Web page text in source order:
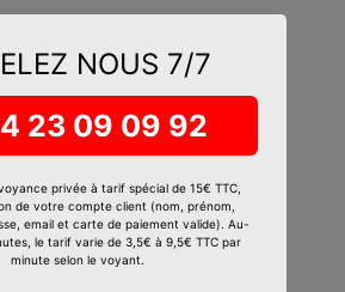
NOUS 7/7
23 09 09 92
privée à tarif spécial de 15€ TTC,
de votre compte client (nom, prénom,
email et carte de paiement valide). Au-
le tarif varie de 3,5€ à 9,5€ TTC par
minute selon le voyant.